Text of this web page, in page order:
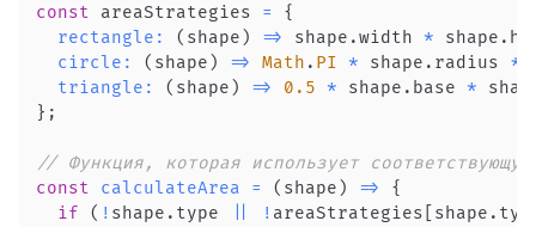
const areaStrategies =
{
rectangle : ( shape ) => shape .width * shape .
circle : ( shape ) => Math . PI * shape . radius
**
triangle : ( shape ) => 0.5 * shape . base *
} ;
// Функция, которая использует соответствующую
const
calculateArea = ( shape ) =>
{
if
( ! shape . type ! areaStrategies shape .